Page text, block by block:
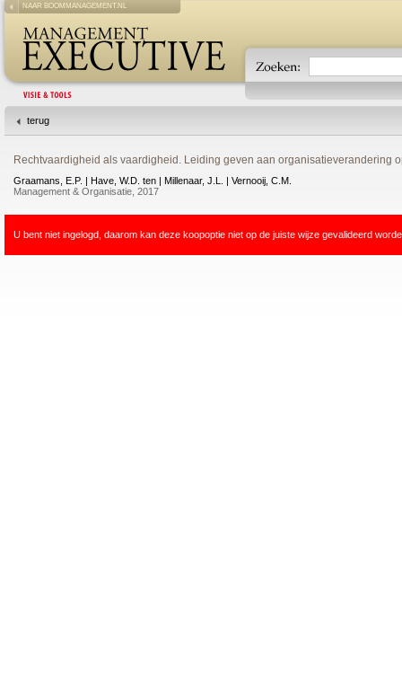
NAAR BOOMMANAGEMENT.NL
terug
Rechtvaardigheid als vaardigheid. Leiding geven aan organisatieverandering
Graamans, E.P. | Have, W.D. ten | Millenaar, J.L. | Vernooij, C.M.
Management & Organisatie, 2017
U bent niet ingelogd, daarom kan deze koopoptie niet op de juiste wijze gevalideerd